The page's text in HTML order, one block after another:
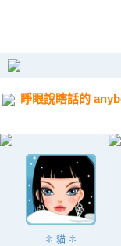
睜眼說瞎話的
✽ 貓 ✽